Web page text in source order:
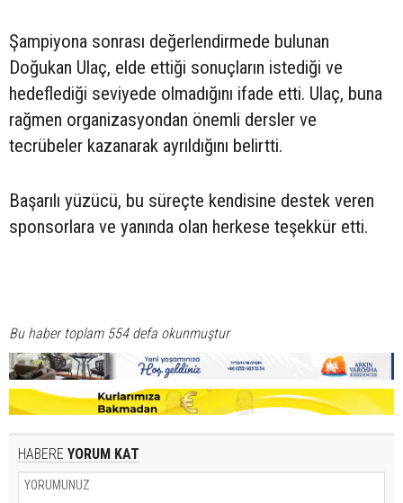
Şampiyona sonrası değerlendirmede bulunan
Doğukan Ulaç, elde ettiği sonuçların istediği ve
hedeflediği seviyede olmadığını ifade etti. Ulaç, buna
rağmen organizasyondan önemli dersler ve
tecrübeler kazanarak ayrıldığını belirtti.
Başarılı yüzücü, bu süreçte kendisine destek veren
sponsorlara ve yanında olan herkese teşekkür etti.
Bu haber toplam 554 defa okunmuştur
HABERE YORUM KAT